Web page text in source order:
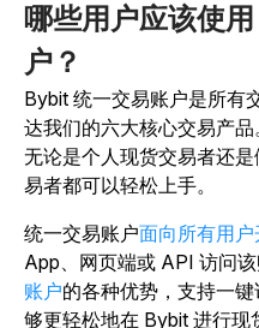
哪些用户应该使
户？
Bybit 统一交易账户是所有
达我们的六大核心交易产
无论是个人现货交易者还
易者都可以轻松上手。
统一交易账户面向所有用户
App、网页端或 API 访问
账户的各种优势，支持一
够更轻松地在 Bybit 进行现